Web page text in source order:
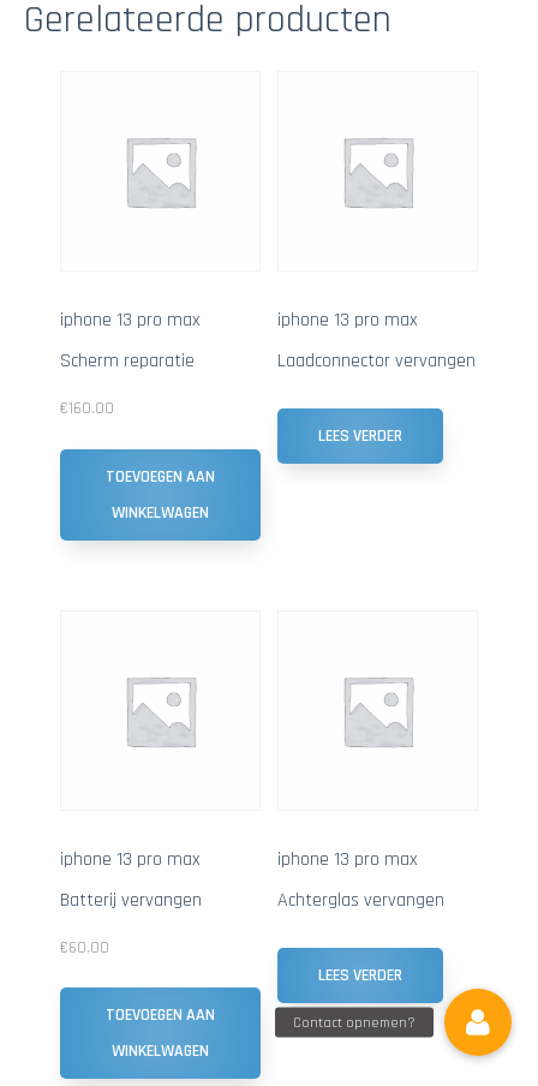
Gerelateerde producten
iphone 13 pro max
Scherm reparatie
€160.00
TOEVOEGEN AAN
WINKELWAGEN
iphone 13 pro max
Laadconnector vervangen
LEES VERDER
iphone 13 pro max
Batterij vervangen
€60.00
TOEVOEGEN AAN
WINKELWAGEN
iphone 13 pro max
Achterglas vervangen
LEES VERDER